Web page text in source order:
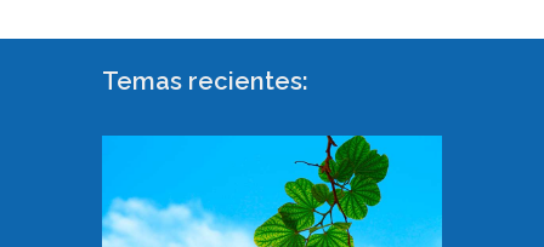
Temas recientes: